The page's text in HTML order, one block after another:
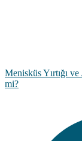
Menisküs Yırtığı
mi?